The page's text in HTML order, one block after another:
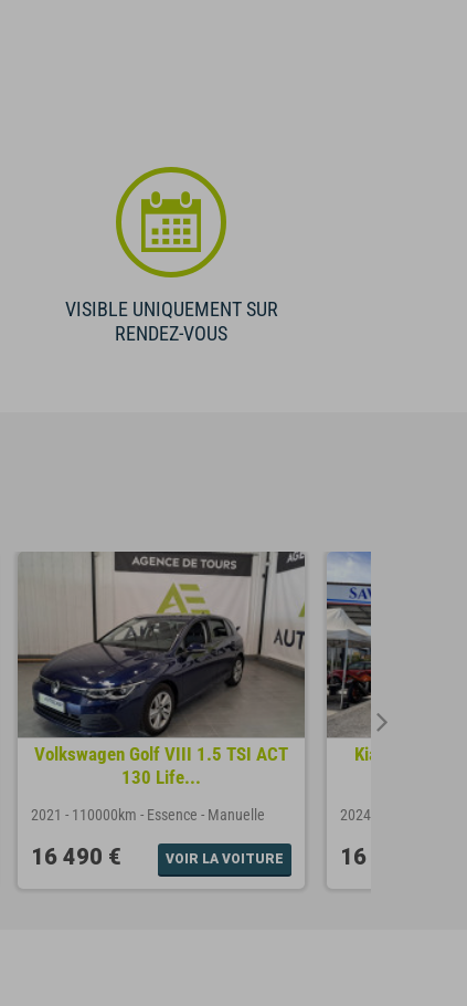
VISIBLE UNIQUEMENT SUR
RENDEZ-VOUS
Volkswagen Golf VIII 1.5 TSI ACT
130 Life...
2021 - 110000km - Essence - Manuelle
16 490 € VOIR LA VOITURE
Kia Ceed 1.0
2024
16 990 €